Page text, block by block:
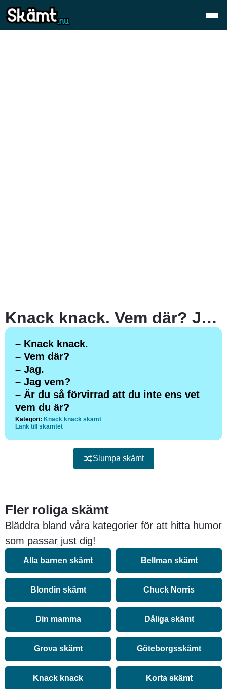
Knack knack. Vem där? Jag.
– Knack knack.
– Vem där?
– Jag.
– Jag vem?
– Är du så förvirrad att du inte ens vet
vem du är?
Kategori: Knack knack skämt
Länk till skämtet
Slumpa skämt
Fler roliga skämt
Bläddra bland våra kategorier för att hitta humor
som passar just dig!
Alla barnen skämt Bellman skämt
Blondin skämt Chuck Norris
Din mamma Dåliga skämt
Grova skämt Göteborgsskämt
Knack knack Korta skämt